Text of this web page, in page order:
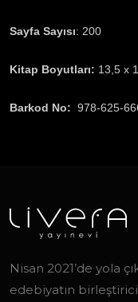
Sayfa Sayısı: 200
Kitap Boyutları: 13,5 x
Barkod No: 978-625-
Nisan 2021’de yola
edebiyatın